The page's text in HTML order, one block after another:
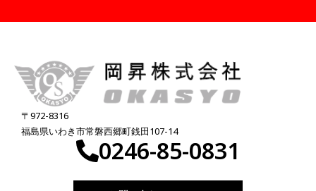
〒972-8316
福島県いわき市常磐西郷町銭田107-14
0246-85-0831